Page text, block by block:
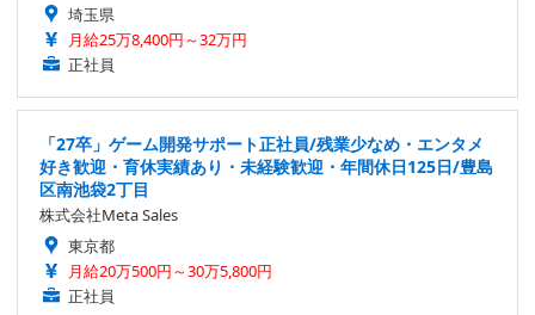
埼玉県
月給25万8,400円～32万円
正社員
「27卒」ゲーム開発サポート正社員/残業少なめ・エンタメ
好き歓迎・育休実績あり・未経験歓迎・年間休日125日/豊島
区南池袋2丁目
株式会社Meta Sales
東京都
月給20万500円～30万5,800円
正社員